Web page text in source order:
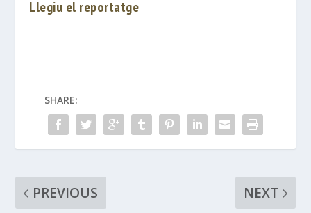
Llegiu el reportatge
SHARE:
PREVIOUS
NEXT